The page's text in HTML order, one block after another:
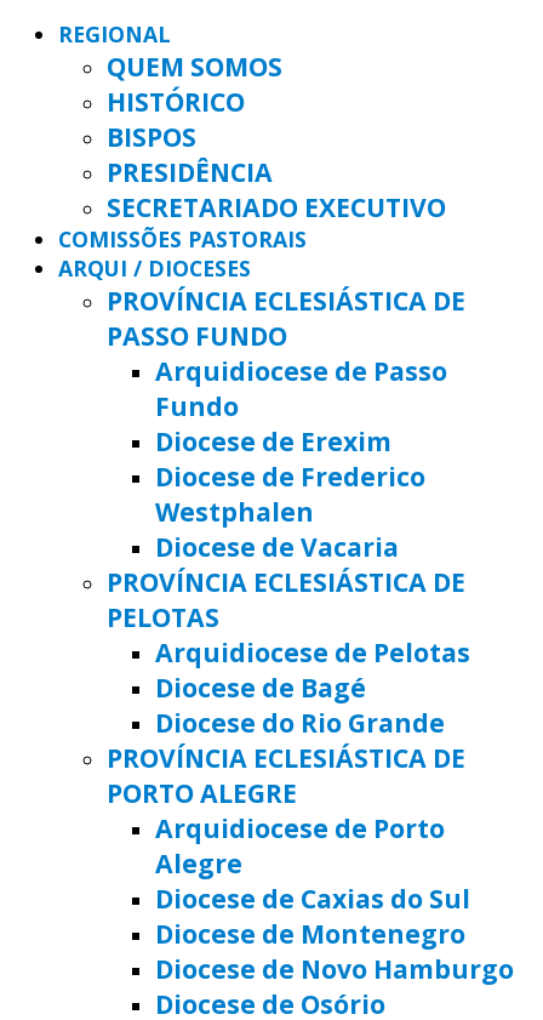
REGIONAL
QUEM SOMOS
HISTÓRICO
BISPOS
PRESIDÊNCIA
SECRETARIADO EXECUTIVO
COMISSÕES PASTORAIS
ARQUI / DIOCESES
PROVÍNCIA ECLESIÁSTICA DE
PASSO FUNDO
Arquidiocese de Passo
Fundo
Diocese de Erexim
Diocese de Frederico
Westphalen
Diocese de Vacaria
PROVÍNCIA ECLESIÁSTICA DE
PELOTAS
Arquidiocese de Pelotas
Diocese de Bagé
Diocese do Rio Grande
PROVÍNCIA ECLESIÁSTICA DE
PORTO ALEGRE
Arquidiocese de Porto
Alegre
Diocese de Caxias do Sul
Diocese de Montenegro
Diocese de Novo Hamburgo
Diocese de Osório